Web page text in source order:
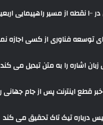
زائران
توسعه فناوری از کسی اجازه
اشاره را به متن تبدیل می کند
خبر قطع اینترنت پس از جام جهانی
درباره تیک تاک تحقیق می کند